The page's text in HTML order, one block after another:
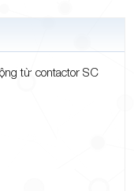
từ contactor SC